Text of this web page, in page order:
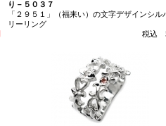
り－５０３７
「２９５１」（福来い）の文字デザインシル
リーリング
税込